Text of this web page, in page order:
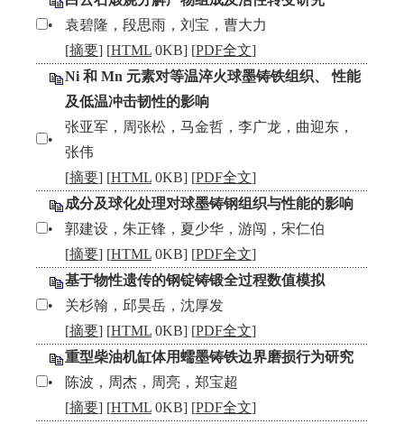
•
袁碧隆，段思雨，刘宝，曹大力
[摘要] [HTML 0KB] [PDF全文]
Ni 和 Mn 元素对等温淬火球墨铸铁组织、 性能
及低温冲击韧性的影响
•
张亚军，周张松，马金哲，李广龙，曲迎东，
张伟
[摘要] [HTML 0KB] [PDF全文]
成分及球化处理对球墨铸钢组织与性能的影响
•
郭建设，朱正锋，夏少华，游闯，宋仁伯
[摘要] [HTML 0KB] [PDF全文]
基于物性遗传的钢锭铸锻全过程数值模拟
•
关杉翰，邱昊岳，沈厚发
[摘要] [HTML 0KB] [PDF全文]
重型柴油机缸体用蠕墨铸铁边界磨损行为研究
•
陈波，周杰，周亮，郑宝超
[摘要] [HTML 0KB] [PDF全文]